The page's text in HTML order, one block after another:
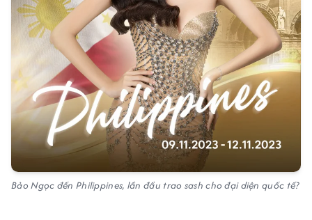
Bảo Ngọc đến Philippines, lần đầu trao sash cho đại diện quốc tế?